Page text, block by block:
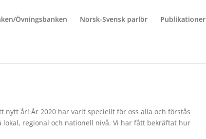
Övningsbanken Norsk-Svensk parlör Publikationer
år! År 2020 har varit speciellt för oss alla och förstås
regional och nationell nivå. Vi har fått bekräftat hur